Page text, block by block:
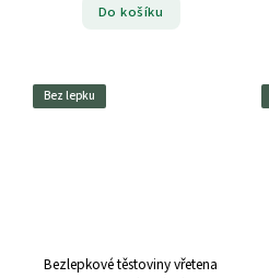
Do košíku
Bez lepku
Bezlepkové těstoviny vřetena